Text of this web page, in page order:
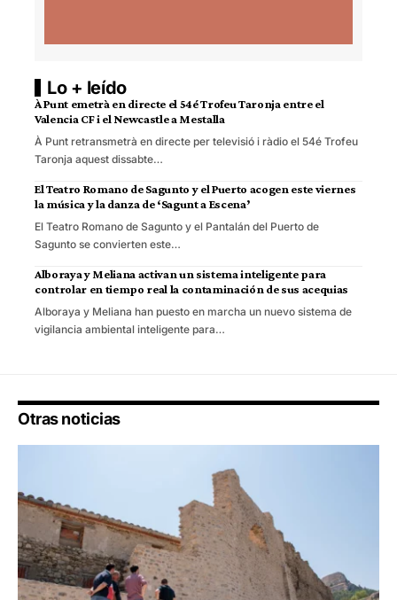
Lo + leído
À Punt emetrà en directe el 54é Trofeu Taronja entre el
Valencia CF i el Newcastle a Mestalla
À Punt retransmetrà en directe per televisió i ràdio el 54é Trofeu
Taronja aquest dissabte…
El Teatro Romano de Sagunto y el Puerto acogen este viernes
la música y la danza de ‘Sagunt a Escena’
El Teatro Romano de Sagunto y el Pantalán del Puerto de
Sagunto se convierten este…
Alboraya y Meliana activan un sistema inteligente para
controlar en tiempo real la contaminación de sus acequias
Alboraya y Meliana han puesto en marcha un nuevo sistema de
vigilancia ambiental inteligente para…
Otras noticias